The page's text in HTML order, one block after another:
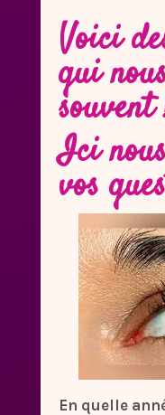
Voici
qui
Ici
vos
En quelle